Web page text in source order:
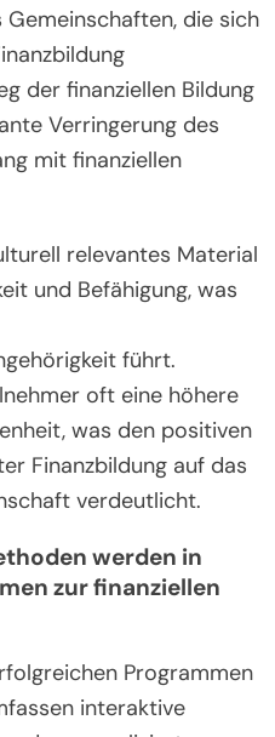
Gemeinschaften, die sich
der finanziellen Bildung
Verringerung des
mit finanziellen
relevantes Material
und Befähigung, was
führt.
oft eine höhere
was den positiven
Finanzbildung auf das
verdeutlicht.
werden in
zur finanziellen
Programmen
interaktive